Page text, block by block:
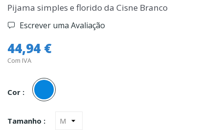
Pijama simples e florido da Cisne Branco
Escrever uma Avaliação
44,94 €
Com IVA
Cor :
Azul
Tamanho :